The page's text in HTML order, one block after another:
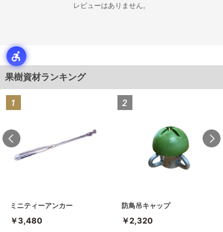
レビューはありません。
果樹資材ランキング
ミニティーアンカー
￥3,480
防鳥吊キャップ
￥2,320